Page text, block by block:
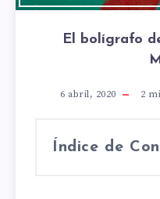
El bolígrafo
6 abril, 2020 2
Índice de